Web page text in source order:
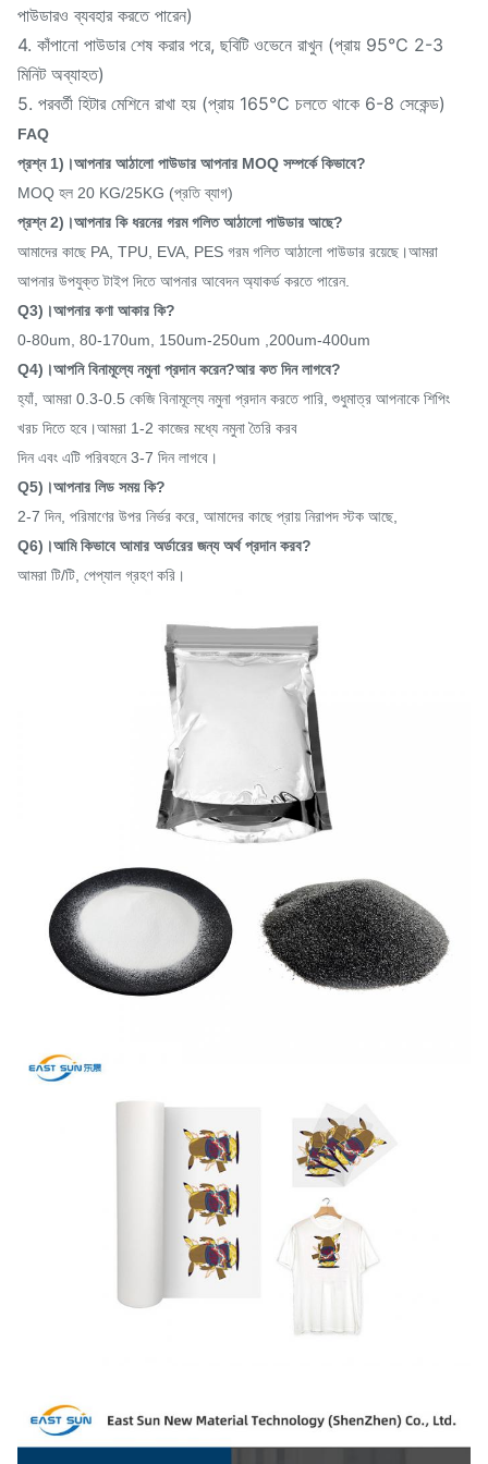
পাউডারও ব্যবহার করতে পারেন)
4. কাঁপানো পাউডার শেষ করার পরে, ছবিটি ওভেনে রাখুন (প্রায় 95℃ 2-3
মিনিট অব্যাহত)
5. পরবর্তী হিটার মেশিনে রাখা হয় (প্রায় 165℃ চলতে থাকে 6-8 সেকেন্ড)
FAQ
প্রশ্ন 1)।আপনার আঠালো পাউডার আপনার MOQ সম্পর্কে কিভাবে?
MOQ হল 20 KG/25KG (প্রতি ব্যাগ)
প্রশ্ন 2)।আপনার কি ধরনের গরম গলিত আঠালো পাউডার আছে?
আমাদের কাছে PA, TPU, EVA, PES গরম গলিত আঠালো পাউডার রয়েছে।আমরা
আপনার উপযুক্ত টাইপ দিতে আপনার আবেদন অ্যাকর্ড করতে পারেন.
Q3)।আপনার কণা আকার কি?
0-80um, 80-170um, 150um-250um ,200um-400um
Q4)।আপনি বিনামূল্যে নমুনা প্রদান করেন?আর কত দিন লাগবে?
হ্যাঁ, আমরা 0.3-0.5 কেজি বিনামূল্যে নমুনা প্রদান করতে পারি, শুধুমাত্র আপনাকে শিপিং
খরচ দিতে হবে।আমরা 1-2 কাজের মধ্যে নমুনা তৈরি করব
দিন এবং এটি পরিবহনে 3-7 দিন লাগবে।
Q5)।আপনার লিড সময় কি?
2-7 দিন, পরিমাণের উপর নির্ভর করে, আমাদের কাছে প্রায় নিরাপদ স্টক আছে,
Q6)।আমি কিভাবে আমার অর্ডারের জন্য অর্থ প্রদান করব?
আমরা টি/টি, পেপ্যাল ​​গ্রহণ করি।